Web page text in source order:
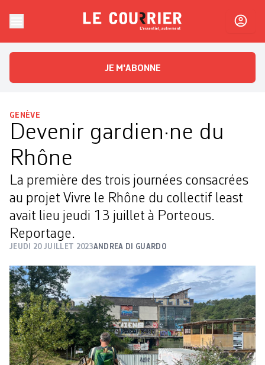
Le CourrierL'essentiel, autrement
JE M'ABONNE
GENÈVE
Devenir gardien·ne du
Rhône
La première des trois journées consacrées
au projet Vivre le Rhône du collectif least
avait lieu jeudi 13 juillet à Porteous.
Reportage.
JEUDI 20 JUILLET 2023ANDREA DI GUARDO